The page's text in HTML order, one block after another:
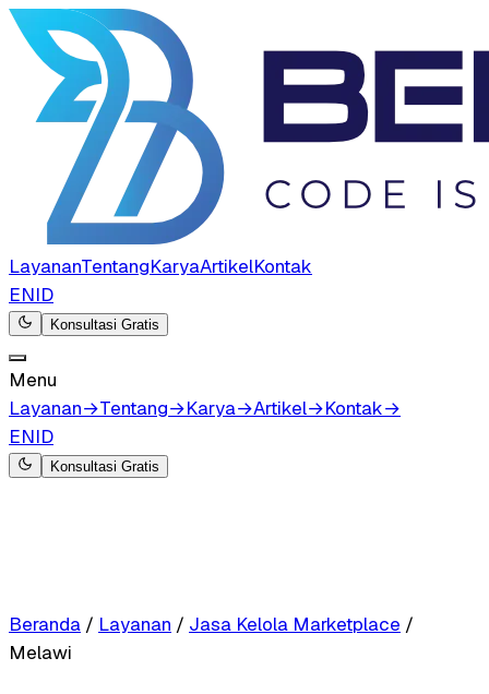
LayananTentangKaryaArtikelKontak
ENID
Konsultasi Gratis
Menu
Layanan→Tentang→Karya→Artikel→Kontak→
ENID
Konsultasi Gratis
Beranda / Layanan / Jasa Kelola Marketplace /
Melawi